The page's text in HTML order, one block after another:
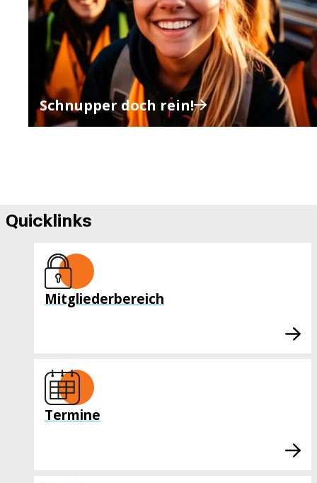
Schnupper doch rein!
Quicklinks
Mitgliederbereich
Termine